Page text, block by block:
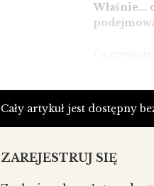
Właśnie...
i
Cały artykuł jest dostępny
ZAREJESTRUJ SIĘ